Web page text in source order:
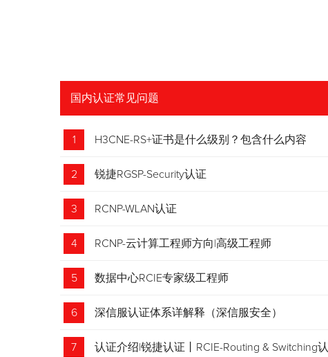
国内认证常见问题
1 H3CNE-RS+证书是什么级别？包含什么内容
2 锐捷RGSP-Security认证
3 RCNP-WLAN认证
4 RCNP-云计算工程师方向|高级工程师
5 数据中心RCIE专家级工程师
6 深信服认证体系详解释（深信服安全）
7 认证介绍|锐捷认证丨RCIE-Routing & Switching